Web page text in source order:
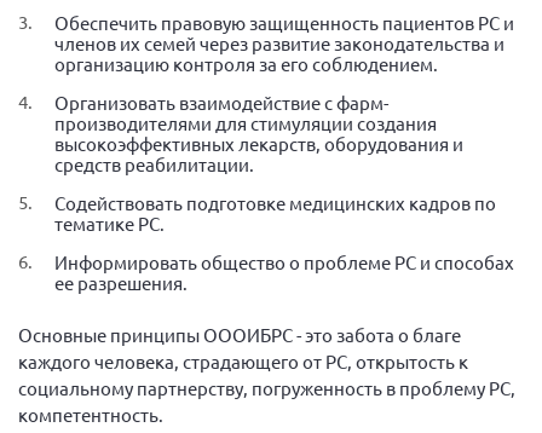
Обеспечить правовую защищенность пациентов РС и
членов их семей через развитие законодательства и
организацию контроля за его соблюдением.
Организовать взаимодействие с фарм-
производителями для стимуляции создания
высокоэффективных лекарств, оборудования и
средств реабилитации.
Содействовать подготовке медицинских кадров по
тематике РС.
Информировать общество о проблеме РС и способах
ее разрешения.
Основные принципы ОООИБРС - это забота о благе
каждого человека, страдающего от РС, открытость к
социальному партнерству, погруженность в проблему РС,
компетентность.